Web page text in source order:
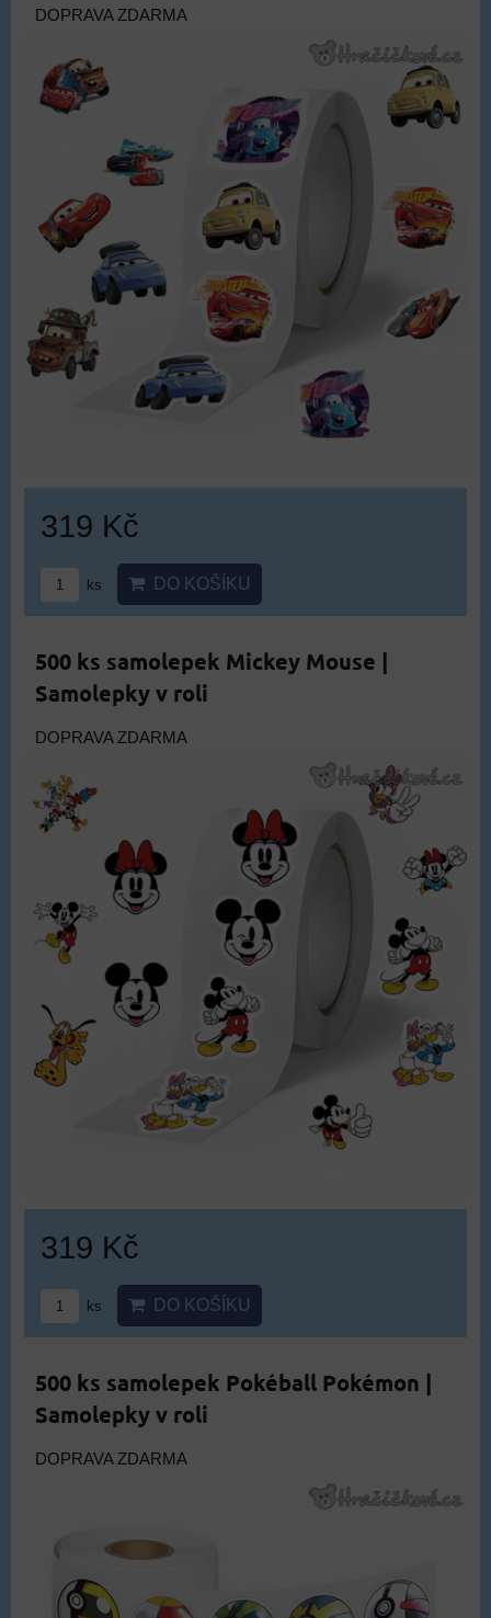
DOPRAVA ZDARMA
319 Kč
ks DO KOŠÍKU
500 ks samolepek Mickey Mouse |
Samolepky v roli
DOPRAVA ZDARMA
319 Kč
ks DO KOŠÍKU
500 ks samolepek Pokéball Pokémon |
Samolepky v roli
DOPRAVA ZDARMA